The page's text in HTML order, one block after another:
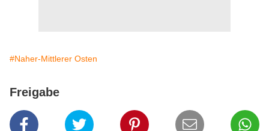
#Naher-Mittlerer Osten
Freigabe